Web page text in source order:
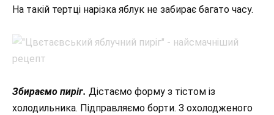
На такій тертці нарізка яблук не забирає багато часу.
Збираємо пиріг. Дістаємо форму з тістом із
холодильника. Підправляємо борти. З охолодженого